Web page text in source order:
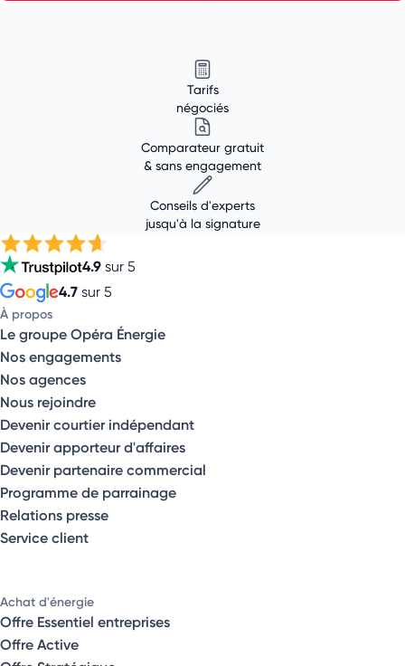
Tarifs
négociés
Comparateur gratuit
& sans engagement
Conseils d'experts
jusqu'à la signature
4.9 sur 5
4.7 sur 5
À propos
Le groupe Opéra Énergie
Nos engagements
Nos agences
Nous rejoindre
Devenir courtier indépendant
Devenir apporteur d'affaires
Devenir partenaire commercial
Programme de parrainage
Relations presse
Service client
Achat d'énergie
Offre Essentiel entreprises
Offre Active